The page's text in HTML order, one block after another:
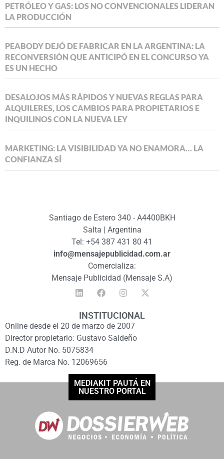
PETRÓLEO Y GAS: LOS NO CONVENCIONALES LIDERAN
LA PRODUCCIÓN
PEABODY DEJÓ DE FABRICAR EN LA ARGENTINA: LA
RECONVERSIÓN QUE ANTICIPÓ EN EL CONCURSO YA
ES UN HECHO
DESALOJOS MÁS RÁPIDOS Y NUEVAS REGLAS PARA
ALQUILERES, LOS CAMBIOS PARA PROPIETARIOS E
INQUILINOS CON LA NUEVA LEY
MARKETING: LA VISIBILIDAD YA NO ENAMORA… LA
CONFIANZA SÍ
Santiago de Estero 340 - A4400BKH
Salta | Argentina
Tel: +54 387 431 80 41
info@mensajepublicidad.com.ar
Comercializa:
Mensaje Publicidad (Mensaje S.A)
INSTITUCIONAL
Online desde el 20 de marzo de 2007
Director propietario: Gustavo Saldeño
D.N.D Autor No. 5075834
Reg. de Marca No. 12069656
MEDIAKIT PAUTÁ EN
NUESTRO PORTAL